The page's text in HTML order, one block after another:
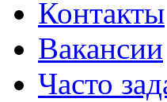
Контакты
Вакансии
Часто